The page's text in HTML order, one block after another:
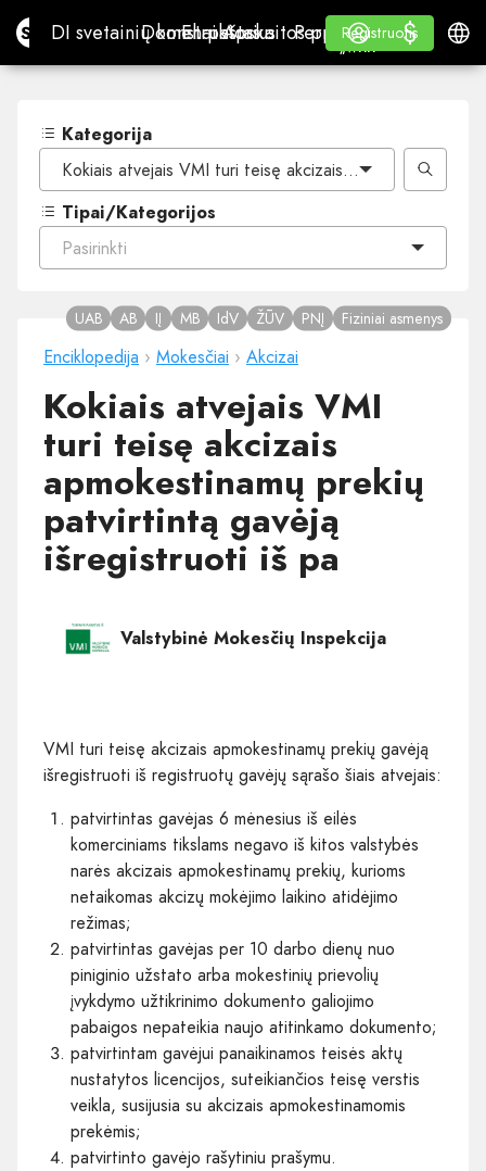
Site.proDI svetainių konstruktorius
DI svetainių konstruktorius
Domenai
DomenaiEl. paštas
El. paštasApskaitos programa
Apskaitos programa
Perpardavėjams
„WHITE LABEL“
Mokymasis
Mokymasis
Registruotis
Registruotis
Prisijungti
$
$
Kategorija
Kokiais atvejais VMI turi teisę akcizais apmokestinamų
Tipai/Kategorijos
Pasirinkti
Enciklopedija › Mokesčiai › Akcizai
Kokiais atvejais VMI
turi teisę akcizais
apmokestinamų prekių
patvirtintą gavėją
išregistruoti iš pa
UAB AB IĮ MB IdV ŽŪV PNĮ Fiziniai asmenys
Valstybinė Mokesčių Inspekcija
VMI turi teisę akcizais apmokestinamų prekių gavėją
išregistruoti iš registruotų gavėjų sąrašo šiais atvejais:
patvirtintas gavėjas 6 mėnesius iš eilės
komerciniams tikslams negavo iš kitos valstybės
narės akcizais apmokestinamų prekių, kurioms
netaikomas akcizų mokėjimo laikino atidėjimo
režimas;
patvirtintas gavėjas per 10 darbo dienų nuo
piniginio užstato arba mokestinių prievolių
įvykdymo užtikrinimo dokumento galiojimo
pabaigos nepateikia naujo atitinkamo dokumento;
patvirtintam gavėjui panaikinamos teisės aktų
nustatytos licencijos, suteikiančios teisę verstis
veikla, susijusia su akcizais apmokestinamomis
prekėmis;
patvirtinto gavėjo rašytiniu prašymu.